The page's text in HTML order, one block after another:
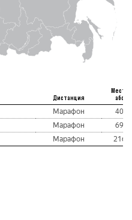
Дистанция
Место
абс
Марафон
40
Марафон
69
Марафон 216